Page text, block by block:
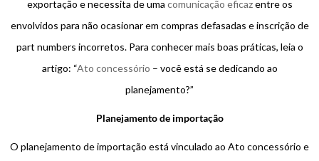
exportação e necessita de uma comunicação eficazentre os
envolvidos para não ocasionar em compras defasadas e inscrição de
part numbers incorretos. Para conhecer mais boas práticas, leia o
artigo: “Ato concessório – você está se dedicando ao
planejamento?”
Planejamento de importação
O planejamento de importação está vinculado ao Ato concessório e